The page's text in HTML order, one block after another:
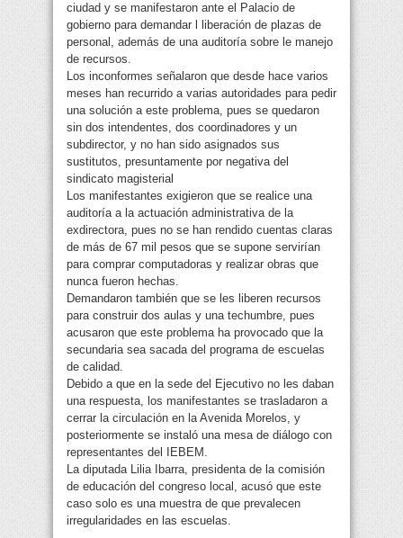
ciudad y se manifestaron ante el Palacio de
gobierno para demandar l liberación de plazas de
personal, además de una auditoría sobre le manejo
de recursos.
Los inconformes señalaron que desde hace varios
meses han recurrido a varias autoridades para pedir
una solución a este problema, pues se quedaron
sin dos intendentes, dos coordinadores y un
subdirector, y no han sido asignados sus
sustitutos, presuntamente por negativa del
sindicato magisterial
Los manifestantes exigieron que se realice una
auditoría a la actuación administrativa de la
exdirectora, pues no se han rendido cuentas claras
de más de 67 mil pesos que se supone servirían
para comprar computadoras y realizar obras que
nunca fueron hechas.
Demandaron también que se les liberen recursos
para construir dos aulas y una techumbre, pues
acusaron que este problema ha provocado que la
secundaria sea sacada del programa de escuelas
de calidad.
Debido a que en la sede del Ejecutivo no les daban
una respuesta, los manifestantes se trasladaron a
cerrar la circulación en la Avenida Morelos, y
posteriormente se instaló una mesa de diálogo con
representantes del IEBEM.
La diputada Lilia Ibarra, presidenta de la comisión
de educación del congreso local, acusó que este
caso solo es una muestra de que prevalecen
irregularidades en las escuelas.